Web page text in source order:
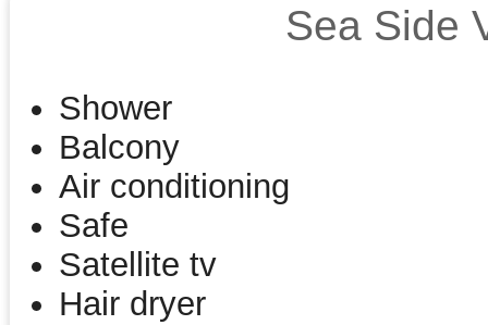
Sea Side
Shower
Balcony
Air conditioning
Safe
Satellite tv
Hair dryer